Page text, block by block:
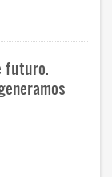
futuro.